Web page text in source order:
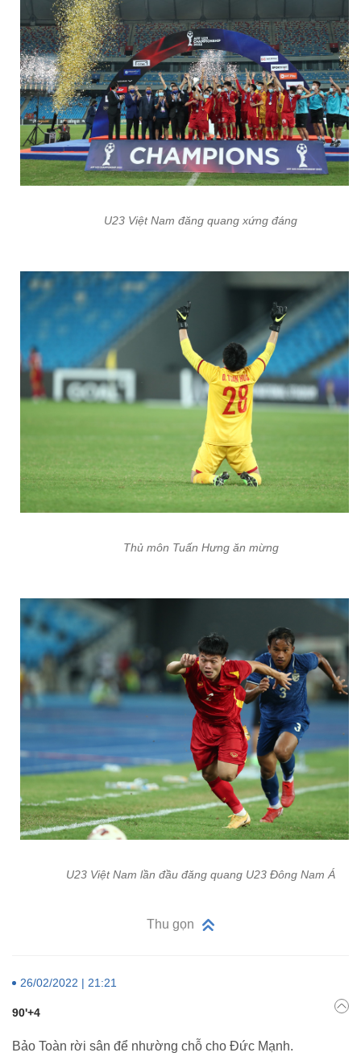
U23 Việt Nam đăng quang xứng đáng
Thủ môn Tuấn Hưng ăn mừng
U23 Việt Nam lần đầu đăng quang U23 Đông Nam Á
Thu gọn
26/02/2022 | 21:21
90'+4
Bảo Toàn rời sân để nhường chỗ cho Đức Mạnh.